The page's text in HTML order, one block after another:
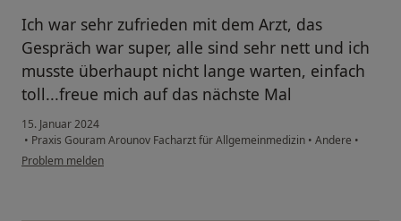
Ich war sehr zufrieden mit dem Arzt, das
Gespräch war super, alle sind sehr nett und ich
musste überhaupt nicht lange warten, einfach
toll...freue mich auf das nächste Mal
15. Januar 2024
• Praxis Gouram Arounov Facharzt für Allgemeinmedizin • Andere •
Problem melden